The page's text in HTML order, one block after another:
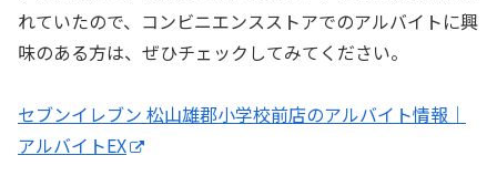
れていたので、コンビニエンスストアでのアルバイトに興
味のある方は、ぜひチェックしてみてください。
セブンイレブン 松山雄郡小学校前店のアルバイト情報｜
アルバイトEX